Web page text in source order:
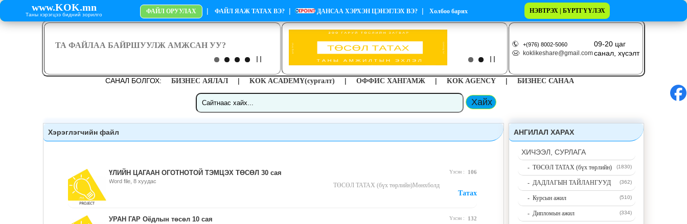
НЭВТРЭХ | БҮРТГҮҮЛЭХ
www.KOK.mn
Таны хэрэгцээ бидний зорилго ФАЙЛ ОРУУЛАХ | ФАЙЛ ЯАЖ ТАТАХ ВЭ?| ДАНСАА ХЭРХЭН ЦЭНЭГЛЭХ ВЭ?| Холбоо барих
+(976) 8002-5060 09-20 цаг
koklikeshare@gmail.comсанал, хүсэлт
САНАЛ БОЛГОХ: БИЗНЕС АЯЛАЛ | KOK ACADEMY(сургалт) | ОФФИС ХАНГАМЖ | KOK AGENCY | БИЗНЕС САНАА
Хэрэглэгчийн файл
ҮЛИЙН ЦАГААН ОГОТНОТОЙ ТЭМЦЭХ ТӨСӨЛ 30 сая Үзсэн :
106
Word file, 8 хуудас
ТӨСӨЛ ТАТАХ (бүх төрлийн)Мөнхболд
Татах
УРАН ГАР Оёдлын төсөл 10 сая Үзсэн :
132
АНГИЛАЛ ХАРАХ
ХИЧЭЭЛ, СУРЛАГА
- ТӨСӨЛ ТАТАХ (бүх төрлийн) (1830)
- ДАДЛАГЫН ТАЙЛАНГУУД (362)
- Курсын ажил (510)
- Дипломын ажил (334)